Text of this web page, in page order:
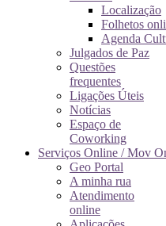
Localização
Folhetos
Agenda
Julgados de Paz
Questões
frequentes
Ligações Úteis
Notícias
Espaço de
Coworking
Serviços Online / Mov
Geo Portal
A minha rua
Atendimento
online